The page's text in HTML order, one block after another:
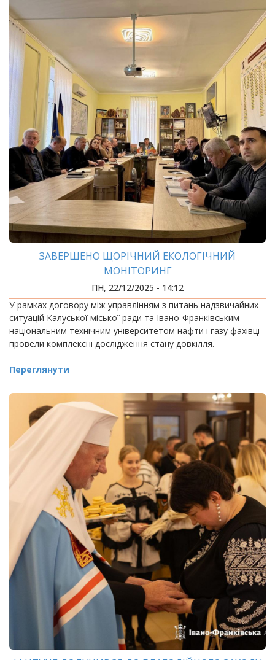
ЗАВЕРШЕНО ЩОРІЧНИЙ ЕКОЛОГІЧНИЙ
МОНІТОРИНГ
ПН, 22/12/2025 - 14:12
У рамках договору між управлінням з питань надзвичайних
ситуацій Калуської міської ради та Івано-Франківським
національним технічним університетом нафти і газу фахівці
провели комплексні дослідження стану довкілля.
Переглянути